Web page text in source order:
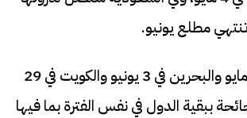
أما الإمارات في 15 مايو والبحرين في 3 يونيو والكويت في 29
ببقية الدول في نفس الفترة بما فيها